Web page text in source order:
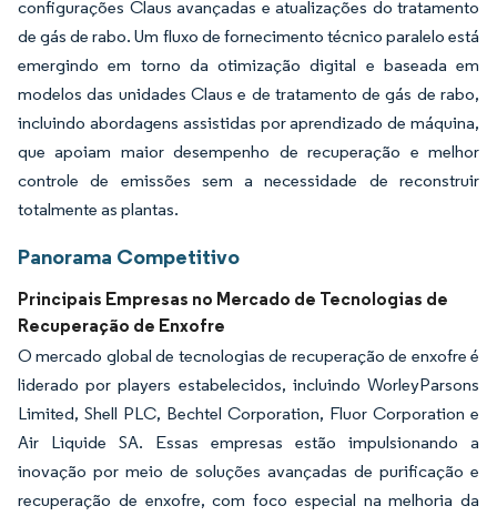
configurações Claus avançadas e atualizações do tratamento
de gás de rabo. Um fluxo de fornecimento técnico paralelo está
emergindo em torno da otimização digital e baseada em
modelos das unidades Claus e de tratamento de gás de rabo,
incluindo abordagens assistidas por aprendizado de máquina,
que apoiam maior desempenho de recuperação e melhor
controle de emissões sem a necessidade de reconstruir
totalmente as plantas.
Panorama Competitivo
Principais Empresas no Mercado de Tecnologias de
Recuperação de Enxofre
O mercado global de tecnologias de recuperação de enxofre é
liderado por players estabelecidos, incluindo WorleyParsons
Limited, Shell PLC, Bechtel Corporation, Fluor Corporation e
Air Liquide SA. Essas empresas estão impulsionando a
inovação por meio de soluções avançadas de purificação e
recuperação de enxofre, com foco especial na melhoria da